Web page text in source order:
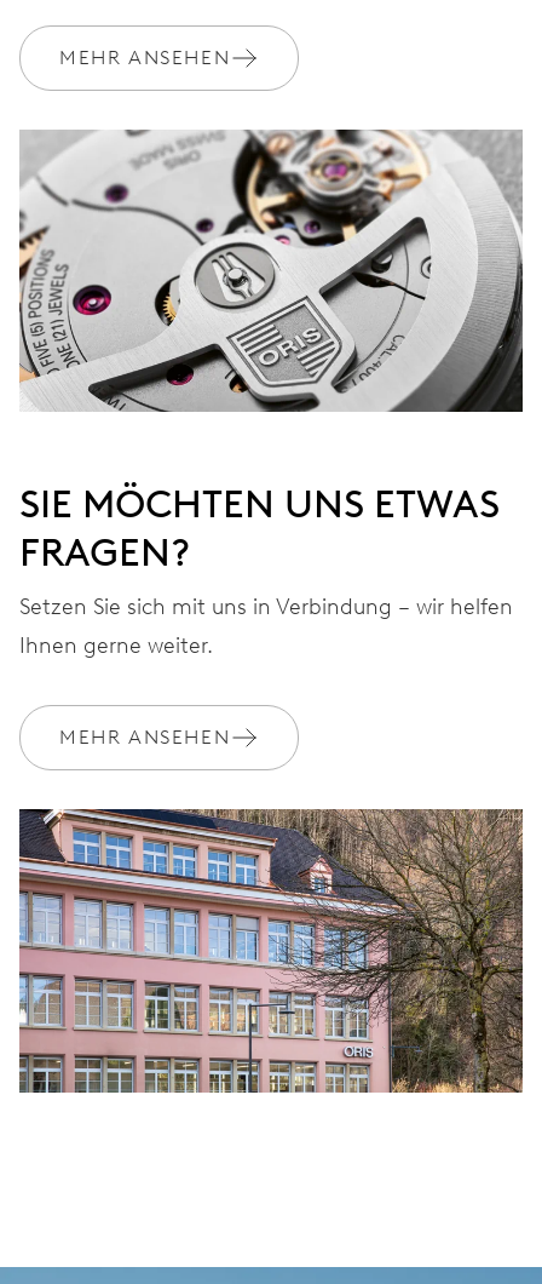
MEHR ANSEHEN
SIE MÖCHTEN UNS ETWAS
FRAGEN?
Setzen Sie sich mit uns in Verbindung – wir helfen
Ihnen gerne weiter.
MEHR ANSEHEN